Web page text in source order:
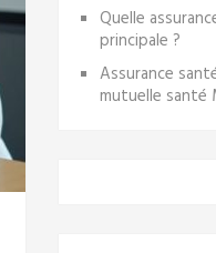
Quelle
principale ?
Assurance
mutuelle santé